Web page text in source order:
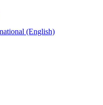
(English)